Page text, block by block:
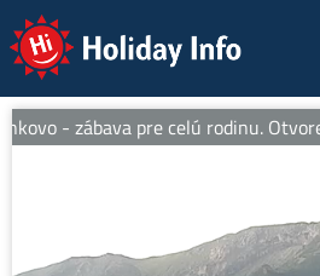
Holiday Info
- zábava pre celú rodinu.